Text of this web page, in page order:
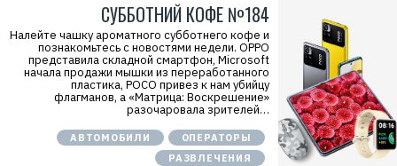
СУББОТНИЙ КОФЕ №184
Налейте чашку ароматного субботнего кофе и
познакомьтесь с новостями недели. OPPO
представила складной смартфон, Microsoft
начала продажи мышки из переработанного
пластика, POCO привез к нам убийцу
флагманов, а «Матрица: Воскрешение»
разочаровала зрителей…
АВТОМОБИЛИ
ОПЕРАТОРЫ
РАЗВЛЕЧЕНИЯ